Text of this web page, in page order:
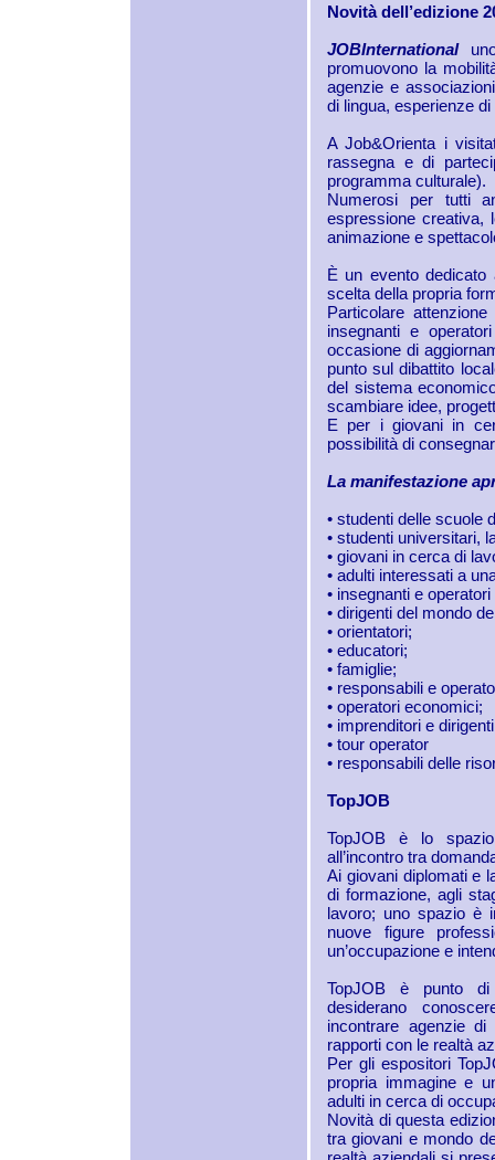
Novità dell’edizione
JOBInternational
promuovono la
agenzie e
di lingua, esperienze
A Job&Orienta i
rassegna e di
programma culturale).
Numerosi per tutti
espressione creativa,
animazione e
È un evento dedicato
scelta della propria
Particolare
insegnanti e
occasione di
punto sul dibattito
del sistema
scambiare idee,
E per i giovani in
possibilità di
La manifestazione
• studenti delle scuole
• studenti universitari,
• giovani in cerca di
• adulti interessati a
• insegnanti e
• dirigenti del mondo
• orientatori;
• educatori;
• famiglie;
• responsabili e
• operatori economici;
• imprenditori e
• tour operator
• responsabili delle
TopJOB
TopJOB è lo spazio
all’incontro tra
Ai giovani diplomati e
di formazione, agli
lavoro; uno spazio è
nuove figure
un’occupazione e
TopJOB è punto
desiderano
incontrare agenzie
rapporti con le realtà
Per gli espositori
propria immagine e
adulti in cerca di
Novità di questa
tra giovani e mondo